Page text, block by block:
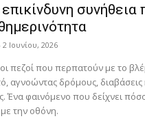
συνήθεια
- 2 Ιουνίου, 2026
οι πεζοί που περπατούν με το
αγνοώντας δρόμους, διαβάσεις
Ένα φαινόμενο που δείχνει
την οθόνη.